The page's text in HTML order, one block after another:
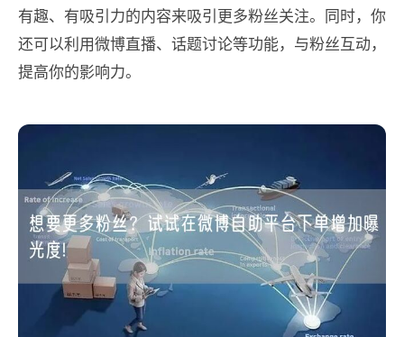
有趣、有吸引力的内容来吸引更多粉丝关注。同时，你
还可以利用微博直播、话题讨论等功能，与粉丝互动，
提高你的影响力。